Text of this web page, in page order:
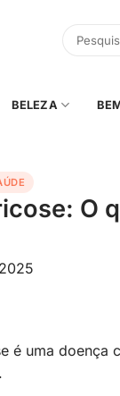
BELEZA
O
é uma doença